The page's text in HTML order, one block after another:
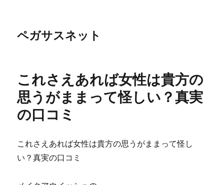
ペガサスネット
これさえあれば女性は貴方の
思うがままって怪しい？真実
の口コミ
これさえあれば女性は貴方の思うがままって怪し
い？真実の口コミ